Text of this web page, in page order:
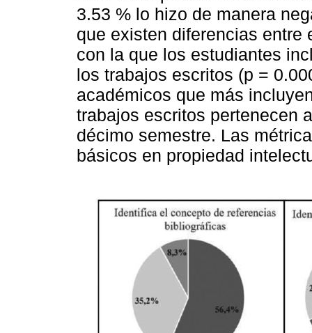
3.53 % lo hizo de manera
que existen diferencias entre
con la que los estudiantes
los trabajos escritos (p =
académicos que más
trabajos escritos pertenecen
décimo semestre. Las
básicos en propiedad